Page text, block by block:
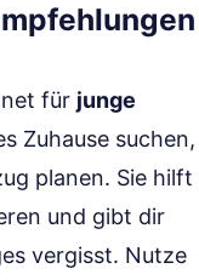
für junge
Zuhause suchen,
planen. Sie hilft
und gibt dir
vergisst. Nutze